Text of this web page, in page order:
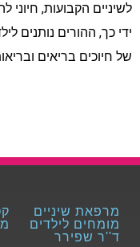
לשיניים הקבועות, חיוני
ידי כך, ההורים נותנים
של חיוכים בריאים
מרפאת שיניים
מומחים לילדים
ד''ר שפירר